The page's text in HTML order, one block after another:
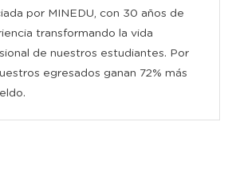
por MINEDU, con 30 años de
transformando la vida
de nuestros estudiantes. Por
egresados ganan 72% más